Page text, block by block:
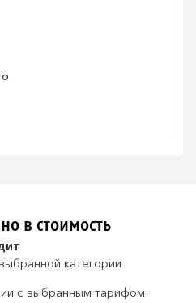
в стоимость
категории
с выбранным тарифом: